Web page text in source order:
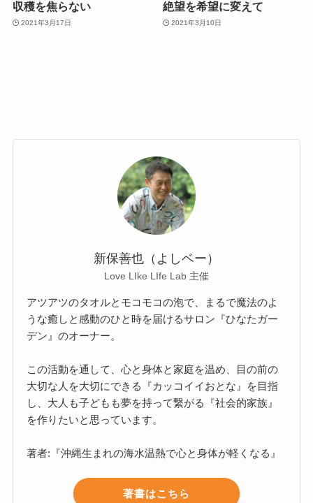
収穫を焦らない
2021年3月17日
絶望を希望に変えて
2021年3月10日
新保善也（よしベー）
Love LIke LIfe Lab 主催
アツアツのタオルとモコモコの泡で、まるで魔法のよ
うな癒しと感動のひと時を届けるサロン『ひなたガー
デン』のオーナー。
この活動を通して、心と身体と家庭を温め、目の前の
大切な人を大切にできる『カッコイイおとな』を目指
し、大人も子どもも夢を持って繋がる『社会的家族』
を作りたいと思っています。
著者:『沖縄生まれの海水温熱で心と身体が軽くなる』
著書はこちら